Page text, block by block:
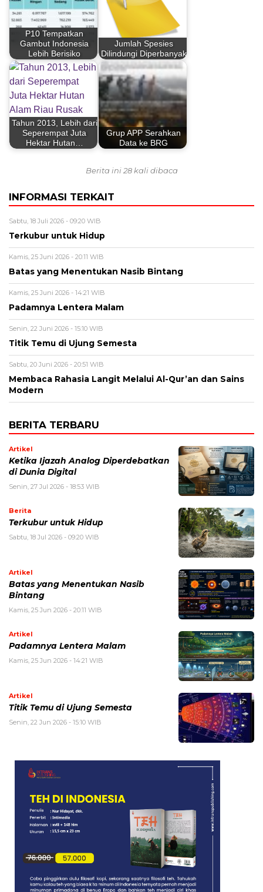
P10 Tempatkan
Gambut Indonesia
Lebih Berisiko
Jumlah Spesies
Dilindungi Diperbanyak
Tahun 2013, Lebih dari
Seperempat Juta
Hektar Hutan…
Grup APP Serahkan
Data ke BRG
Berita ini 28 kali dibaca
INFORMASI TERKAIT
Sabtu, 18 Juli 2026 - 09:20 WIB
Terkubur untuk Hidup
Kamis, 25 Juni 2026 - 20:11 WIB
Batas yang Menentukan Nasib Bintang
Kamis, 25 Juni 2026 - 14:21 WIB
Padamnya Lentera Malam
Senin, 22 Juni 2026 - 15:10 WIB
Titik Temu di Ujung Semesta
Sabtu, 20 Juni 2026 - 20:51 WIB
Membaca Rahasia Langit Melalui Al-Qur’an dan Sains
Modern
BERITA TERBARU
Artikel
Ketika Ijazah Analog Diperdebatkan
di Dunia Digital
Senin, 27 Jul 2026 - 18:53 WIB
Berita
Terkubur untuk Hidup
Sabtu, 18 Jul 2026 - 09:20 WIB
Artikel
Batas yang Menentukan Nasib
Bintang
Kamis, 25 Jun 2026 - 20:11 WIB
Artikel
Padamnya Lentera Malam
Kamis, 25 Jun 2026 - 14:21 WIB
Artikel
Titik Temu di Ujung Semesta
Senin, 22 Jun 2026 - 15:10 WIB